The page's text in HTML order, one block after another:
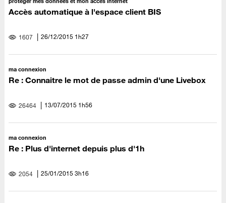
Accès automatique à l'espace client BIS
1607 ‎26/12/2015 1h27
ma connexion
Re : Connaitre le mot de passe admin d'une Livebox
26464 ‎13/07/2015 1h56
ma connexion
Re : Plus d'internet depuis plus d'1h
2054 ‎25/01/2015 3h16